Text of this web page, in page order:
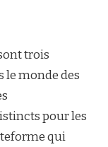
trois
monde des
pour les
qui